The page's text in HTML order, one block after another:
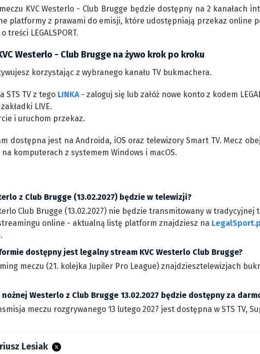
KVC Westerlo - Club Brugge będzie dostępny na 2 kanałach
platformy z prawami do emisji, które udostępniają przekaz online
treści LEGALSPORT.
Westerlo - Club Brugge na żywo krok po kroku
korzystając z wybranego kanału TV bukmachera.
STS TV z tego LINKA- zaloguj się lub załóż nowe konto z kodem
LIVE.
i uruchom przekaz.
dostępna jest na Androida, iOS oraz telewizory Smart TV. Mecz
komputerach z systemem Windows i macOS.
z Club Brugge (13.02.2027) będzie w telewizji?
Club Brugge (13.02.2027) nie będzie transmitowany w
online - aktualną listę platform znajdziesz na
.
dostępny jest legalny stream KVC Westerlo Club Brugge?
meczu (21. kolejka Jupiler Pro League) znajdziesztelewizjach
nożnej Westerlo z Club Brugge 13.02.2027 będzie dostępny za
meczu rozgrywanego 13 lutego 2027 jest dostępna w STS TV,
Lesiak